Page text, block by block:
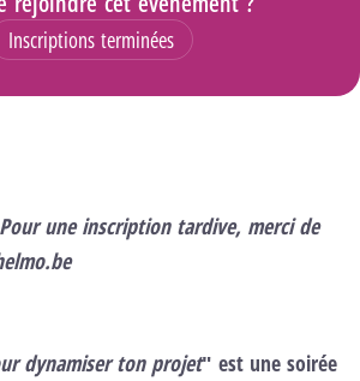
Inscriptions terminées
une inscription tardive, merci de
dynamiser ton projet" est une soirée